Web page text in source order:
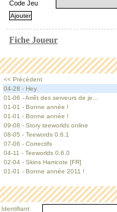
<< Précédent
04-28 - Hey
01-06 - Arrêt des serveurs de je...
01-01 - Bonne année !
01-01 - Bonne année !
09-08 - Story teeworlds online
08-05 - Teewords 0.6.1
07-06 - Correctifs
04-11 - Teeworlds 0.6.0
02-04 - Skins Harricote [FR]
01-01 - Bonne année 2011 !
Identifiant
Code Jeu
Fiche Joueur